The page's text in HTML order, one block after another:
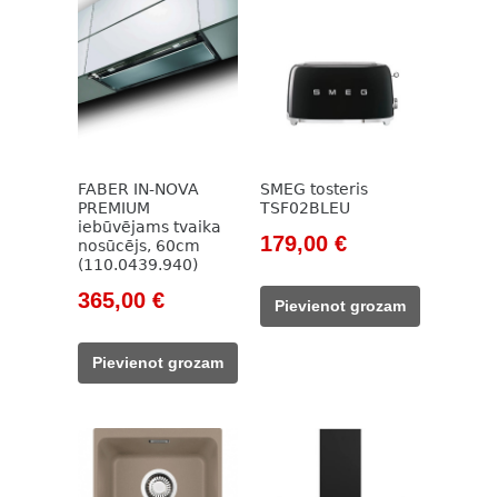
FABER IN-NOVA
PREMIUM
iebūvējams tvaika
nosūcējs, 60cm
(110.0439.940)
Original
was:
529,00 €.
365,00 €Current
365,00 €.
Pievienot grozam
SMEG tosteris
TSF02BLEU
Original
was:
205,00 €.
179,00 €Current
179,00 €.
Pievienot grozam